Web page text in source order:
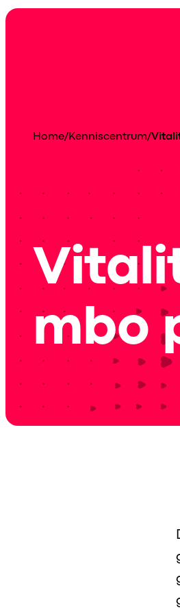
Home/Kenniscentrum/
mbo